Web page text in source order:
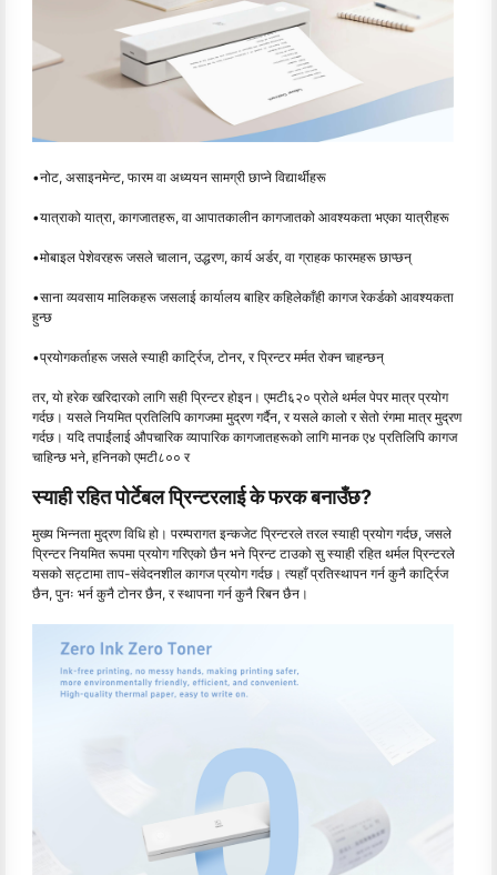
•नोट, असाइनमेन्ट, फारम वा अध्ययन सामग्री छाप्ने विद्यार्थीहरू
•यात्राको यात्रा, कागजातहरू, वा आपातकालीन कागजातको आवश्यकता भएका यात्रीहरू
•मोबाइल पेशेवरहरू जसले चालान, उद्धरण, कार्य अर्डर, वा ग्राहक फारमहरू छाप्छन्
•साना व्यवसाय मालिकहरू जसलाई कार्यालय बाहिर कहिलेकाँही कागज रेकर्डको आवश्यकता
हुन्छ
•प्रयोगकर्ताहरू जसले स्याही कार्ट्रिज, टोनर, र प्रिन्टर मर्मत रोक्न चाहन्छन्
तर, यो हरेक खरिदारको लागि सही प्रिन्टर होइन। एमटी६२० प्रोले थर्मल पेपर मात्र प्रयोग
गर्दछ। यसले नियमित प्रतिलिपि कागजमा मुद्रण गर्दैन, र यसले कालो र सेतो रंगमा मात्र मुद्रण
गर्दछ। यदि तपाईंलाई औपचारिक व्यापारिक कागजातहरूको लागि मानक ए४ प्रतिलिपि कागज
चाहिन्छ भने, हनिनको एमटी८०० र
स्याही रहित पोर्टेबल प्रिन्टरलाई के फरक बनाउँछ?
मुख्य भिन्नता मुद्रण विधि हो। परम्परागत इन्कजेट प्रिन्टरले तरल स्याही प्रयोग गर्दछ, जसले
प्रिन्टर नियमित रूपमा प्रयोग गरिएको छैन भने प्रिन्ट टाउको सु स्याही रहित थर्मल प्रिन्टरले
यसको सट्टामा ताप-संवेदनशील कागज प्रयोग गर्दछ। त्यहाँ प्रतिस्थापन गर्न कुनै कार्ट्रिज
छैन, पुनः भर्न कुनै टोनर छैन, र स्थापना गर्न कुनै रिबन छैन।